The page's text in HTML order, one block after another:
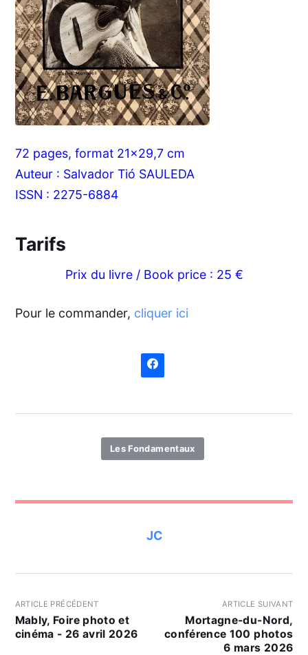
72 pages, format 21x29,7 cm
Auteur : Salvador Tió SAULEDA
ISSN : 2275-6884
Tarifs
Prix du livre / Book price : 25 €
Pour le commander, cliquer ici
Les Fondamentaux
JC
ARTICLE PRÉCÉDENT
Mably, Foire photo et
cinéma - 26 avril 2026
ARTICLE SUIVANT
Mortagne-du-Nord,
conférence 100 photos
6 mars 2026